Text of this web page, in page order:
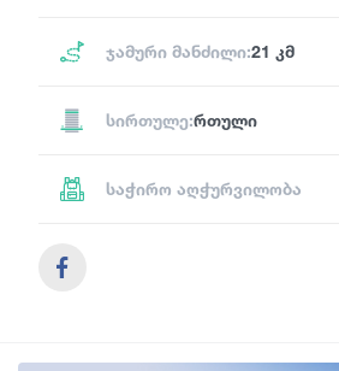
ჯამური მანძილი:21 კმ
სირთულე:რთული
საჭირო აღჭურვილობა